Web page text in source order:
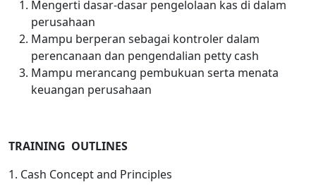
Mengerti dasar-dasar pengelolaan kas di dalam
perusahaan
Mampu berperan sebagai kontroler dalam
perencanaan dan pengendalian petty cash
Mampu merancang pembukuan serta menata
keuangan perusahaan
TRAINING OUTLINES
1. Cash Concept and Principles